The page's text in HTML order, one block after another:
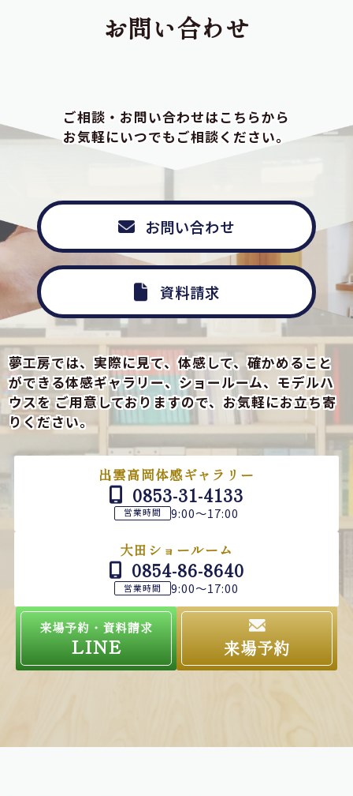
お問い合わせ
ご相談・お問い合わせはこちらから
お気軽にいつでもご相談ください。
お問い合わせ
資料請求
夢工房では、実際に見て、体感して、確かめること
ができる体感ギャラリー、ショールーム、モデルハ
ウスをご用意しておりますので、お気軽にお立ち寄
りください。
出雲高岡体感ギャラリー
0853-31-4133
営業時間 9:00～17:00
大田ショールーム
0854-86-8640
営業時間 9:00～17:00
来場予約・資料請求
LINE 来場予約